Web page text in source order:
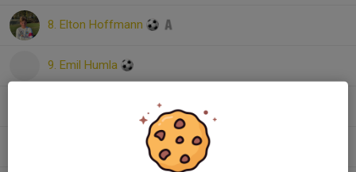
8. Elton Hoffmann
9. Emil Humla